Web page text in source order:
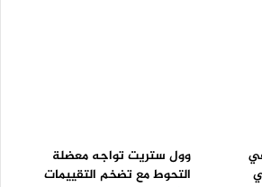
وول ستريت تواجه معضلة
التحوط مع تضخم التقييمات